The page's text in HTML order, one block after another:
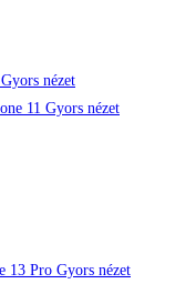
Gyors nézet
Gyors nézet
Gyors nézet